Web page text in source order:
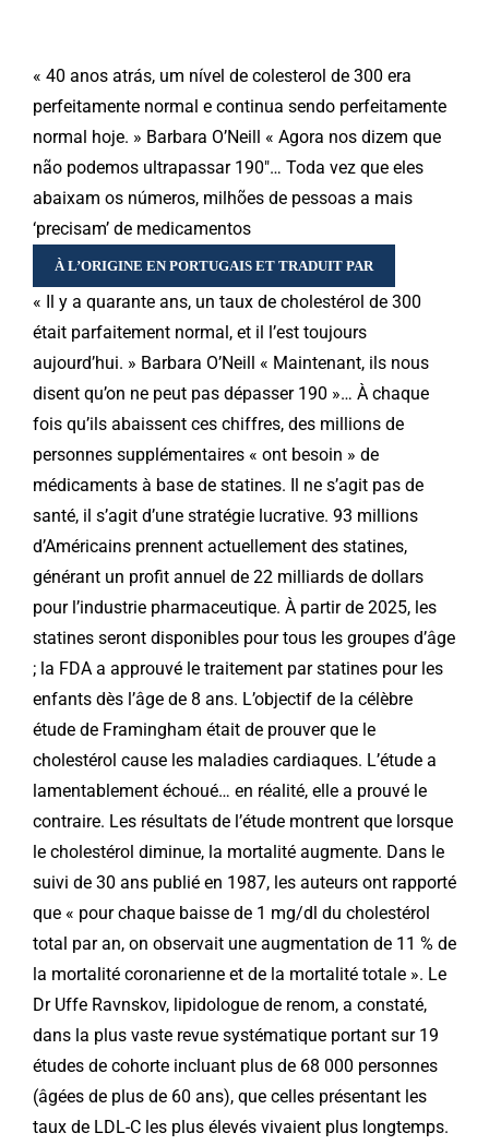
« 40 anos atrás, um nível de colesterol de 300 era
perfeitamente normal e continua sendo perfeitamente
normal hoje. » Barbara O’Neill « Agora nos dizem que
não podemos ultrapassar 190″… Toda vez que eles
abaixam os números, milhões de pessoas a mais
‘precisam’ de medicamentos
À L’ORIGINE EN PORTUGAIS ET TRADUIT PAR
« Il y a quarante ans, un taux de cholestérol de 300
était parfaitement normal, et il l’est toujours
aujourd’hui. » Barbara O’Neill « Maintenant, ils nous
disent qu’on ne peut pas dépasser 190 »… À chaque
fois qu’ils abaissent ces chiffres, des millions de
personnes supplémentaires « ont besoin » de
médicaments à base de statines. Il ne s’agit pas de
santé, il s’agit d’une stratégie lucrative. 93 millions
d’Américains prennent actuellement des statines,
générant un profit annuel de 22 milliards de dollars
pour l’industrie pharmaceutique. À partir de 2025, les
statines seront disponibles pour tous les groupes d’âge
; la FDA a approuvé le traitement par statines pour les
enfants dès l’âge de 8 ans. L’objectif de la célèbre
étude de Framingham était de prouver que le
cholestérol cause les maladies cardiaques. L’étude a
lamentablement échoué… en réalité, elle a prouvé le
contraire. Les résultats de l’étude montrent que lorsque
le cholestérol diminue, la mortalité augmente. Dans le
suivi de 30 ans publié en 1987, les auteurs ont rapporté
que « pour chaque baisse de 1 mg/dl du cholestérol
total par an, on observait une augmentation de 11 % de
la mortalité coronarienne et de la mortalité totale ». Le
Dr Uffe Ravnskov, lipidologue de renom, a constaté,
dans la plus vaste revue systématique portant sur 19
études de cohorte incluant plus de 68 000 personnes
(âgées de plus de 60 ans), que celles présentant les
taux de LDL-C les plus élevés vivaient plus longtemps.